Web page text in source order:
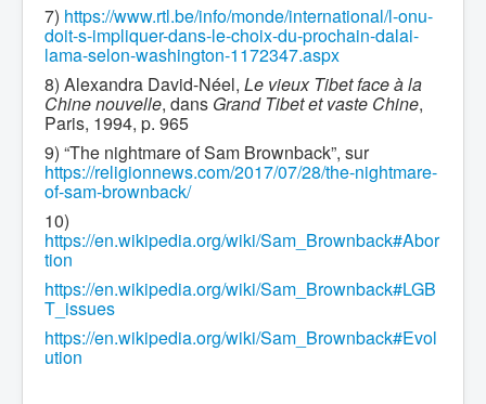
7) https://www.rtl.be/info/monde/international/l-onu-
doit-s-impliquer-dans-le-choix-du-prochain-dalai-
lama-selon-washington-1172347.aspx
8) Alexandra David-Néel, Le vieux Tibet face à la
Chine nouvelle, dans Grand Tibet et vaste Chine,
Paris, 1994, p. 965
9) “The nightmare of Sam Brownback”, sur
https://religionnews.com/2017/07/28/the-nightmare-
of-sam-brownback/
10)
https://en.wikipedia.org/wiki/Sam_Brownback#Abor
tion
https://en.wikipedia.org/wiki/Sam_Brownback#LGB
T_issues
https://en.wikipedia.org/wiki/Sam_Brownback#Evol
ution